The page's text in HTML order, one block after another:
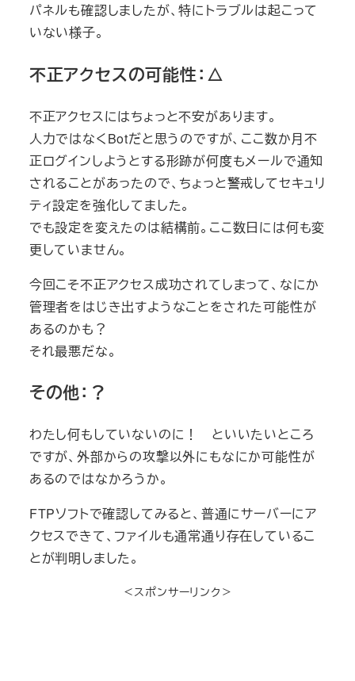
パネルも確認しましたが、特にトラブルは起こって
いない様子。
不正アクセスの可能性：△
不正アクセスにはちょっと不安があります。
人力ではなくBotだと思うのですが、ここ数か月不
正ログインしようとする形跡が何度もメールで通知
されることがあったので、ちょっと警戒してセキュリ
ティ設定を強化してました。
でも設定を変えたのは結構前。ここ数日には何も変
更していません。
今回こそ不正アクセス成功されてしまって、なにか
管理者をはじき出すようなことをされた可能性が
あるのかも？
それ最悪だな。
その他：？
わたし何もしていないのに！ といいたいところ
ですが、外部からの攻撃以外にもなにか可能性が
あるのではなかろうか。
FTPソフトで確認してみると、普通にサーバーにア
クセスできて、ファイルも通常通り存在しているこ
とが判明しました。
＜スポンサーリンク＞